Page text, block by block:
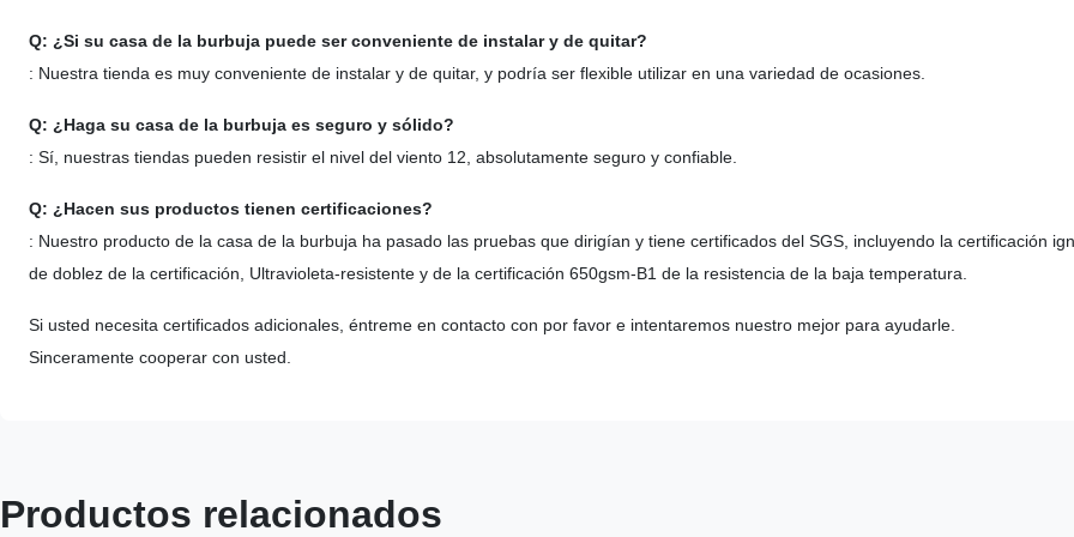
Q: ¿Si su casa de la burbuja puede ser conveniente de instalar y de quitar?
: Nuestra tienda es muy conveniente de instalar y de quitar, y podría ser flexible utilizar en una variedad de ocasiones.
Q: ¿Haga su casa de la burbuja es seguro y sólido?
: Sí, nuestras tiendas pueden resistir el nivel del viento 12, absolutamente seguro y confiable.
Q: ¿Hacen sus productos tienen certificaciones?
: Nuestro producto de la casa de la burbuja ha pasado las pruebas que dirigían y tiene certificados del SGS, incluyendo la certificación
de doblez de la certificación, Ultravioleta-resistente y de la certificación 650gsm-B1 de la resistencia de la baja temperatura.
Si usted necesita certificados adicionales, éntreme en contacto con por favor e intentaremos nuestro mejor para ayudarle.
Sinceramente cooperar con usted.
Productos relacionados